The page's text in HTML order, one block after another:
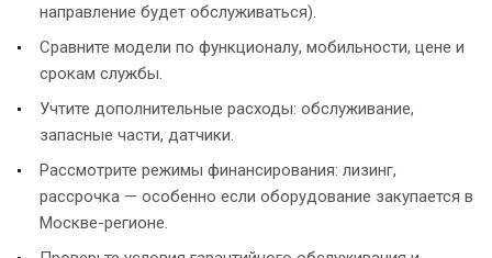
направление будет обслуживаться).
Сравните модели по функционалу, мобильности, цене и
срокам службы.
Учтите дополнительные расходы: обслуживание,
запасные части, датчики.
Рассмотрите режимы финансирования: лизинг,
рассрочка — особенно если оборудование закупается в
Москве-регионе.